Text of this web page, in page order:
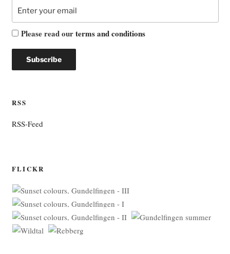
Please read ourterms and conditions
RSS
RSS-Feed
FLICKR